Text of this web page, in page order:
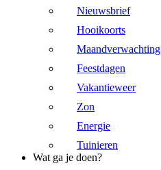
Nieuwsbrief
Hooikoorts
Maandverwachting
Feestdagen
Vakantieweer
Zon
Energie
Tuinieren
Wat ga je doen?